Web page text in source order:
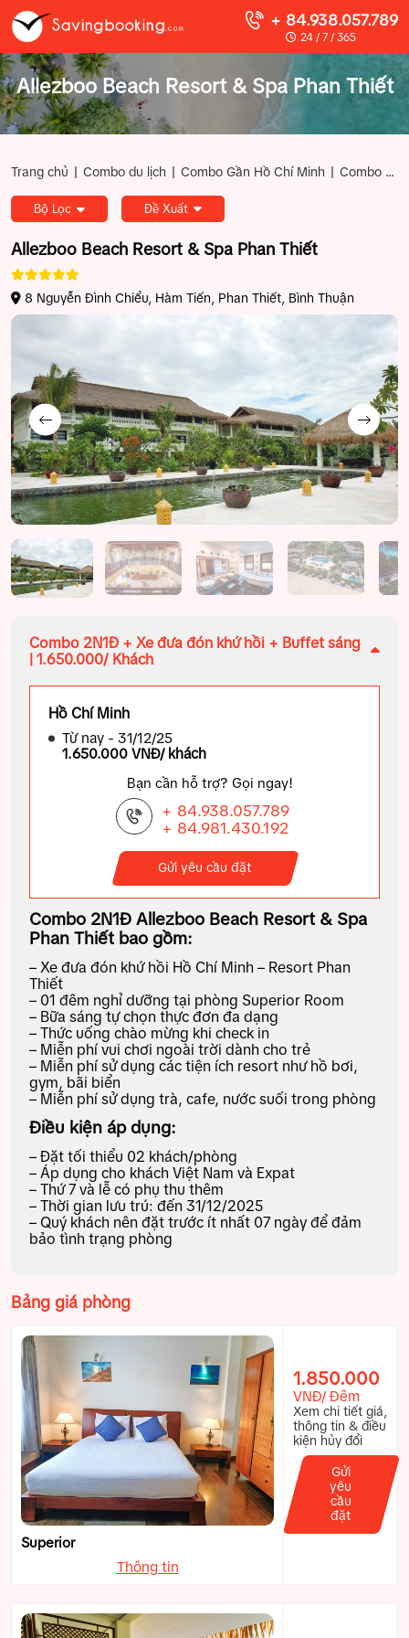
+ 84.938.057.789
24 / 7 / 365
Allezboo Beach Resort & Spa Phan Thiết
Trang chủ | Combo du lịch | Combo Gần Hồ Chí Minh | Combo Phan Thiết Mũi Né
Bộ Lọc Đề Xuất
Allezboo Beach Resort & Spa Phan Thiết
8 Nguyễn Đình Chiểu, Hàm Tiến, Phan Thiết, Bình Thuận
Combo 2N1Đ + Xe đưa đón khứ hồi + Buffet sáng
| 1.650.000/ Khách
Hồ Chí Minh
Từ nay - 31/12/25
1.650.000 VNĐ/ khách
Bạn cần hỗ trợ? Gọi ngay!
+ 84.938.057.789
+ 84.981.430.192
Gửi yêu cầu đặt
Combo 2N1Đ Allezboo Beach Resort & Spa
Phan Thiết bao gồm:
– Xe đưa đón khứ hồi Hồ Chí Minh – Resort Phan
Thiết
– 01 đêm nghỉ dưỡng tại phòng Superior Room
– Bữa sáng tự chọn thực đơn đa dạng
– Thức uống chào mừng khi check in
– Miễn phí vui chơi ngoài trời dành cho trẻ
– Miễn phí sử dụng các tiện ích resort như hồ bơi,
gym, bãi biển
– Miễn phí sử dụng trà, cafe, nước suối trong phòng
Điều kiện áp dụng:
– Đặt tối thiểu 02 khách/phòng
– Áp dụng cho khách Việt Nam và Expat
– Thứ 7 và lễ có phụ thu thêm
– Thời gian lưu trú: đến 31/12/2025
– Quý khách nên đặt trước ít nhất 07 ngày để đảm
bảo tình trạng phòng
Bảng giá phòng
Superior
Thông tin
1.850.000
VNĐ/ Đêm
Xem chi tiết giá,
thông tin & điều
kiện hủy đổi
Gửi
yêu
cầu
đặt